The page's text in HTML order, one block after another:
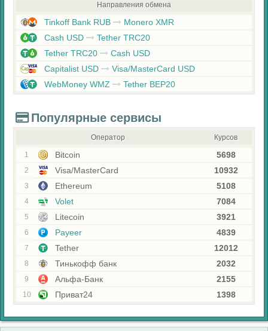
Направления обмена
Tinkoff Bank RUB
Monero XMR
Cash USD
Tether TRC20
Tether TRC20
Cash USD
Capitalist USD
Visa/MasterCard USD
WebMoney WMZ
Tether BEP20
Популярные сервисы
Оператор Курсов
1 Bitcoin 5698
2 Visa/MasterCard 10932
3 Ethereum 5108
4 Volet 7084
5 Litecoin 3921
6 Payeer 4839
7 Tether 12012
8 Тинькофф банк 2032
9 Альфа-Банк 2155
10 Приват24 1398